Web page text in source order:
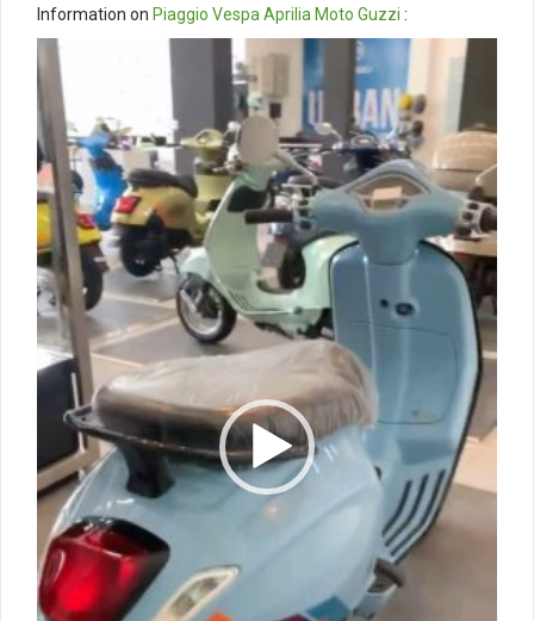
Information on Piaggio Vespa Aprilia Moto Guzzi :
Video
Player